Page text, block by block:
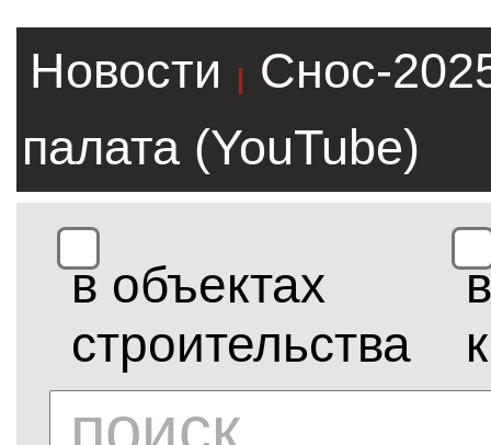
Новости |
Снос-
палата (YouTube)
в объектах
строительства
в